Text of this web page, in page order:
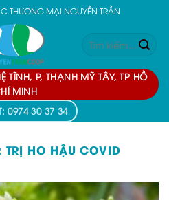
THƯƠNG MẠI NGUYỄN TRẦN
Tìm
kiếm:
P, THẠNH MỸ TÂY, TP HỒ
MINH
0974 30 37 34
TRỊ HO HẬU COVID